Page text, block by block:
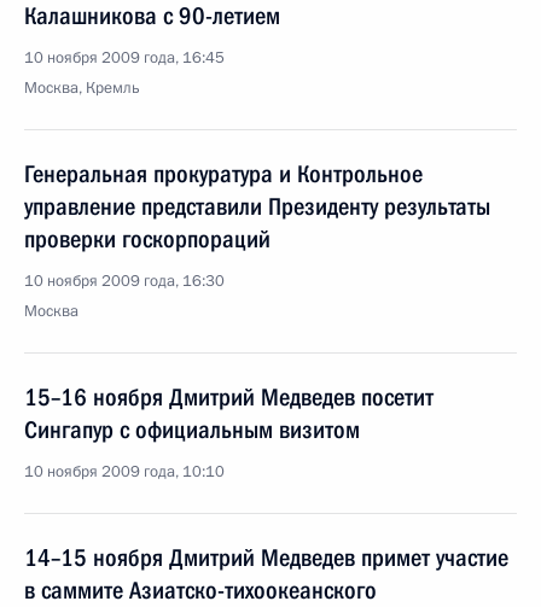
Калашникова с 90-летием
10 ноября 2009 года, 16:45
Москва, Кремль
Генеральная прокуратура и Контрольное
управление представили Президенту результаты
проверки госкорпораций
10 ноября 2009 года, 16:30
Москва
15–16 ноября Дмитрий Медведев посетит
Сингапур с официальным визитом
10 ноября 2009 года, 10:10
14–15 ноября Дмитрий Медведев примет участие
в саммите Азиатско-тихоокеанского